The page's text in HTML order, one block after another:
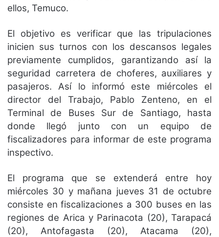
ellos, Temuco.
El objetivo es verificar que las tripulaciones
inicien sus turnos con los descansos legales
previamente cumplidos, garantizando así la
seguridad carretera de choferes, auxiliares y
pasajeros. Así lo informó este miércoles el
director del Trabajo, Pablo Zenteno, en el
Terminal de Buses Sur de Santiago, hasta
donde llegó junto con un equipo de
fiscalizadores para informar de este programa
inspectivo.
El programa que se extenderá entre hoy
miércoles 30 y mañana jueves 31 de octubre
consiste en fiscalizaciones a 300 buses en las
regiones de Arica y Parinacota (20), Tarapacá
(20), Antofagasta (20), Atacama (20),